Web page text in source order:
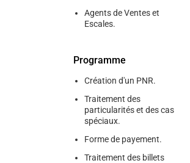
Agents de Ventes et
Escales.
Programme
Création d'un PNR.
Traitement des
particularités et des cas
spéciaux.
Forme de payement.
Traitement des billets